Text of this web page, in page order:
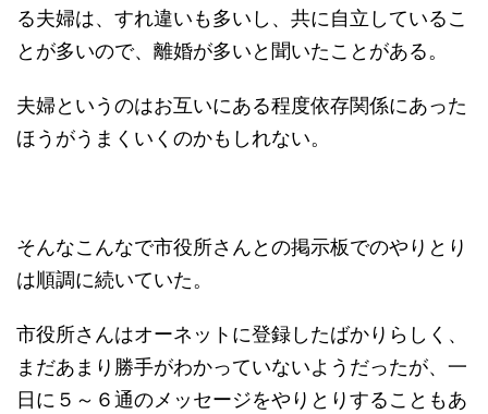
る夫婦は、すれ違いも多いし、共に自立しているこ
とが多いので、離婚が多いと聞いたことがある。
夫婦というのはお互いにある程度依存関係にあった
ほうがうまくいくのかもしれない。
そんなこんなで市役所さんとの掲示板でのやりとり
は順調に続いていた。
市役所さんはオーネットに登録したばかりらしく、
まだあまり勝手がわかっていないようだったが、一
日に５～６通のメッセージをやりとりすることもあ